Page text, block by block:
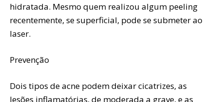
hidratada. Mesmo quem realizou algum peeling
recentemente, se superficial, pode se submeter ao
laser.
Prevenção
Dois tipos de acne podem deixar cicatrizes, as
lesões inflamatórias, de moderada a grave, e as